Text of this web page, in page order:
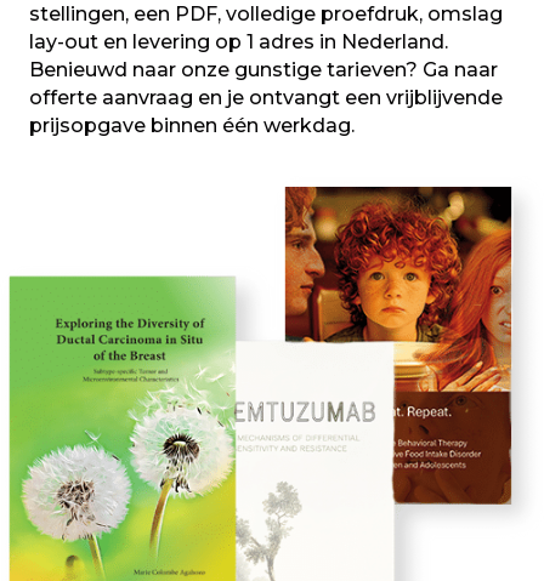
stellingen, een PDF, volledige proefdruk, omslag
lay-out en levering op 1 adres in Nederland.
Benieuwd naar onze gunstige tarieven? Ga naar
offerte aanvraag en je ontvangt een vrijblijvende
prijsopgave binnen één werkdag.